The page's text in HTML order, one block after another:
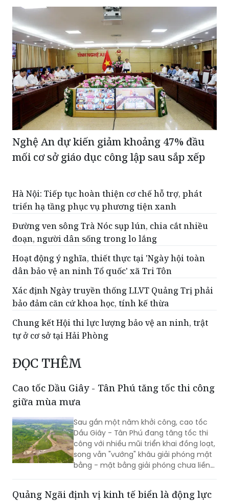
Nghệ An dự kiến giảm khoảng 47% đầu
mối cơ sở giáo dục công lập sau sắp xếp
Hà Nội: Tiếp tục hoàn thiện cơ chế hỗ trợ, phát
triển hạ tầng phục vụ phương tiện xanh
Đường ven sông Trà Nóc sụp lún, chia cắt nhiều
đoạn, người dân sống trong lo lắng
Hoạt động ý nghĩa, thiết thực tại 'Ngày hội toàn
dân bảo vệ an ninh Tổ quốc' xã Tri Tôn
Xác định Ngày truyền thống LLVT Quảng Trị phải
bảo đảm căn cứ khoa học, tính kế thừa
Chung kết Hội thi lực lượng bảo vệ an ninh, trật
tự ở cơ sở tại Hải Phòng
ĐỌC THÊM
Cao tốc Dầu Giây - Tân Phú tăng tốc thi công
giữa mùa mưa
Sau gần một năm khởi công, cao tốc
Dầu Giây - Tân Phú đang tăng tốc thi
công với nhiều mũi triển khai đồng loạt,
song vẫn "vướng" khâu giải phóng mặt
bằng - mặt bằng giải phóng chưa liền
Quảng Ngãi định vị kinh tế biển là động lực